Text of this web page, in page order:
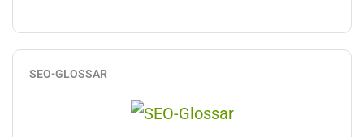
SEO-GLOSSAR